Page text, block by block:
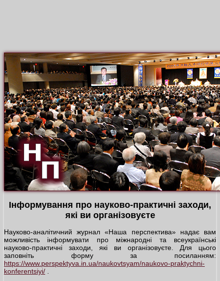
Інформування про науково-практичні заходи,
які ви організовуєте
Науково-аналітичний журнал «Наша перспектива» надає вам
можливість інформувати про міжнародні та всеукраїнські
науково-практичні заходи, які ви організовуєте. Для цього
заповніть форму за посиланням:
https://www.perspektyva.in.ua/naukovtsyam/naukovo-praktychni-
konferentsiyi/